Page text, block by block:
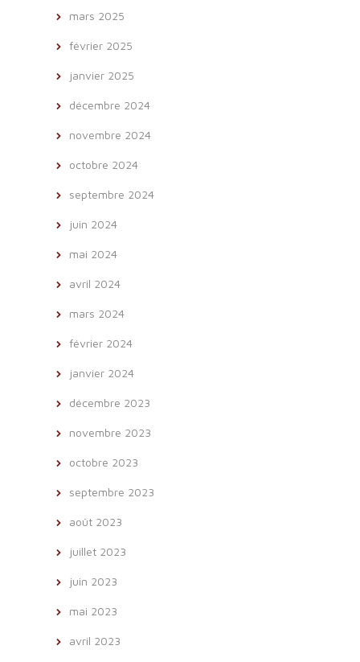
mars 2025
février 2025
janvier 2025
décembre 2024
novembre 2024
octobre 2024
septembre 2024
juin 2024
mai 2024
avril 2024
mars 2024
février 2024
janvier 2024
décembre 2023
novembre 2023
octobre 2023
septembre 2023
août 2023
juillet 2023
juin 2023
mai 2023
avril 2023